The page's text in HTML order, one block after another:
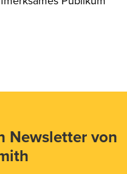
Newsletter von